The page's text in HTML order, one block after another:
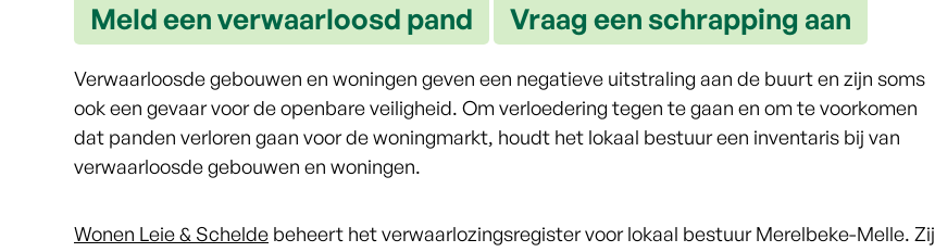
Meld een verwaarloosd pand Vraag een schrapping aan
Inhoud
Verwaarloosde gebouwen en woningen geven een negatieve uitstraling aan de buurt en zijn soms
ook een gevaar voor de openbare veiligheid. Om verloedering tegen te gaan en om te voorkomen
dat panden verloren gaan voor de woningmarkt, houdt het lokaal bestuur een inventaris bij van
verwaarloosde gebouwen en woningen.
Wonen Leie & Schelde beheert het verwaarlozingsregister voor lokaal bestuur Merelbeke-Melle. Zij